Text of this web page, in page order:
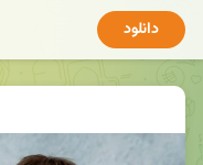
دانلود